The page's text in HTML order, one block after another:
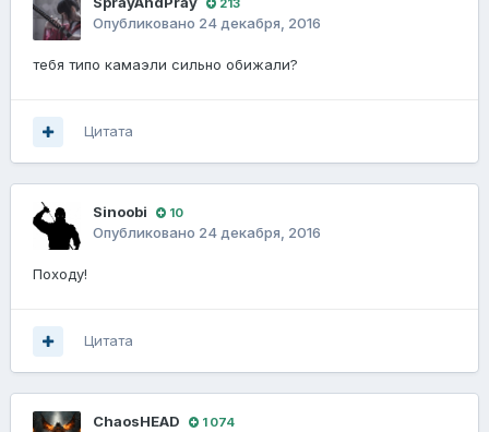
Опубликовано 24 декабря, 2016
тебя типо камаэли сильно обижали?
Цитата
Sinoobi 10
Опубликовано 24 декабря, 2016
Походу!
Цитата
ChaosHEAD 1 074